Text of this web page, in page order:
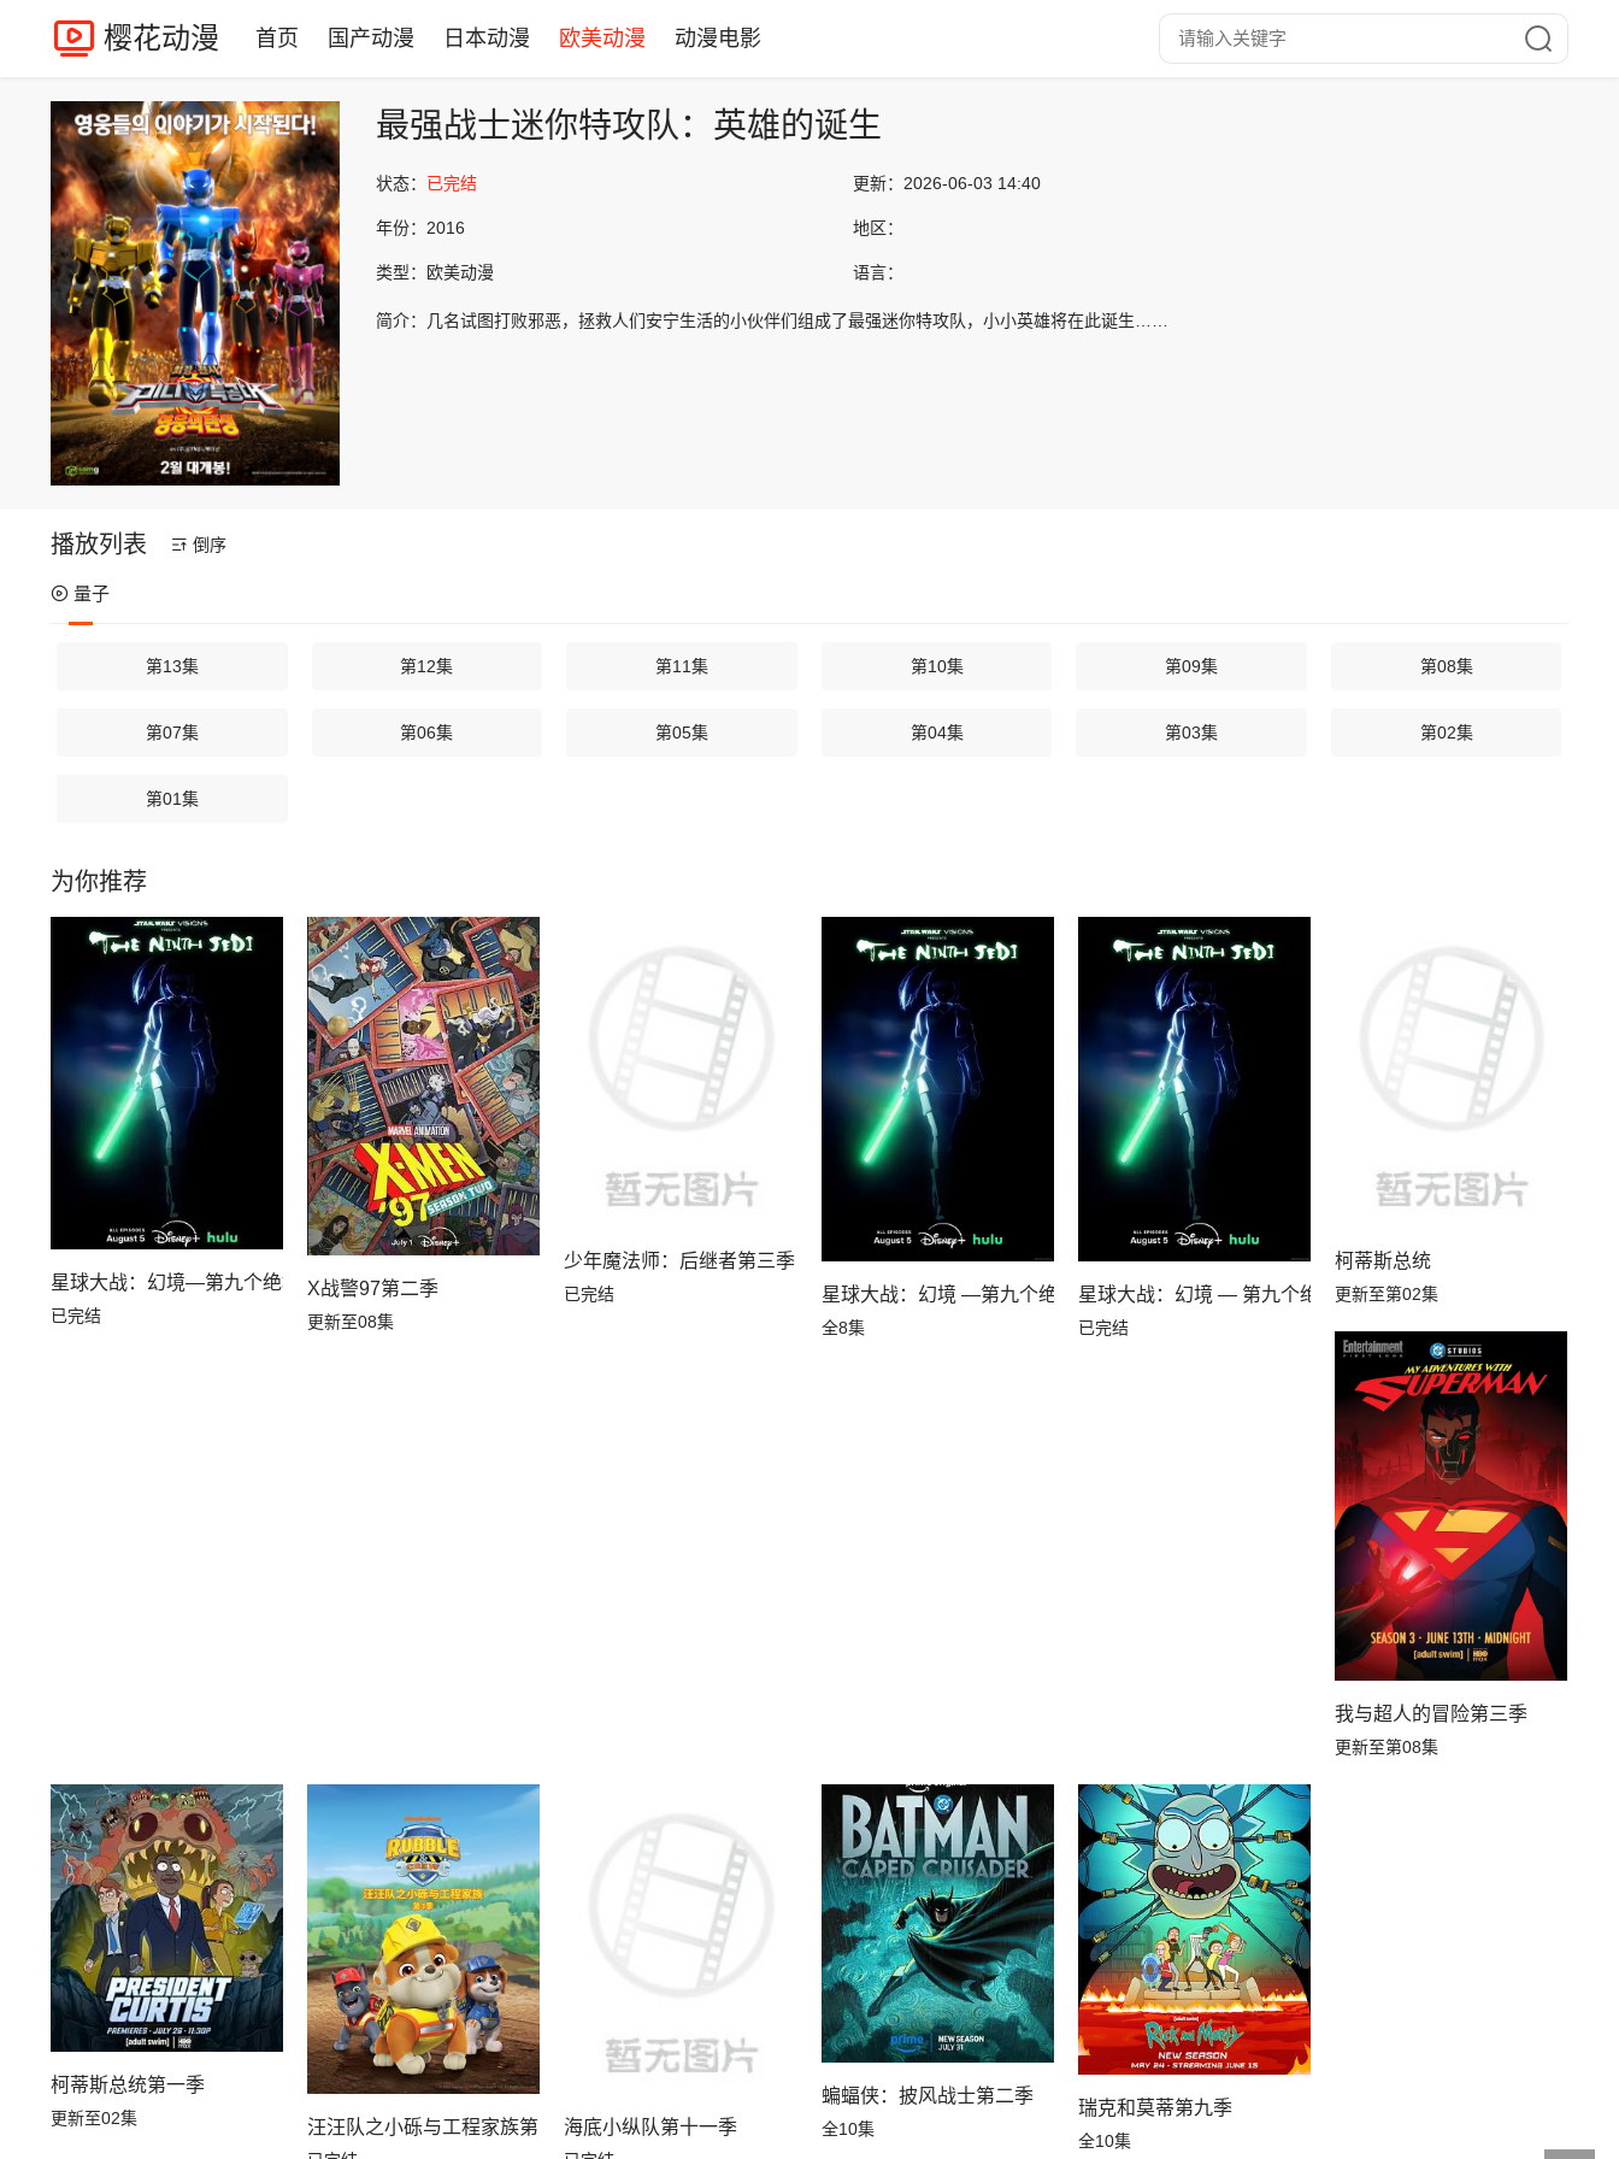
樱花动漫 首页 国产动漫 日本动漫 欧美动漫 动漫电影
最强战士迷你特攻队：英雄的诞生
状态： 已完结 更新： 2026-06-03 14:40
年份： 2016 地区：
类型： 欧美动漫 语言：
简介： 几名试图打败邪恶，拯救人们安宁生活的小伙伴们组成了最强迷你特攻队，小小英雄将在此诞生……
播放列表 倒序
量子
第13集 第12集 第11集 第10集 第09集 第08集
第07集 第06集 第05集 第04集 第03集 第02集
第01集
为你推荐
星球大战：幻境—第九个绝地武士
已完结
X战警97第二季
更新至08集
少年魔法师：后继者第三季
已完结 星球大战：幻境 —第九个绝地武士
全8集
星球大战：幻境 — 第九个绝地武士
已完结
柯蒂斯总统
更新至第02集
我与超人的冒险第三季
更新至第08集
柯蒂斯总统第一季
更新至02集 汪汪队之小砾与工程家族第三季国语海底小纵队第十一季
蝙蝠侠：披风战士第二季
全10集
瑞克和莫蒂第九季
全10集